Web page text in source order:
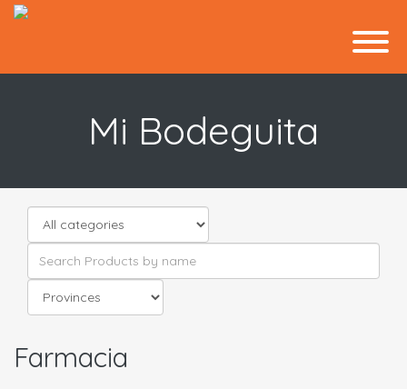
Mi Bodeguita
Farmacia